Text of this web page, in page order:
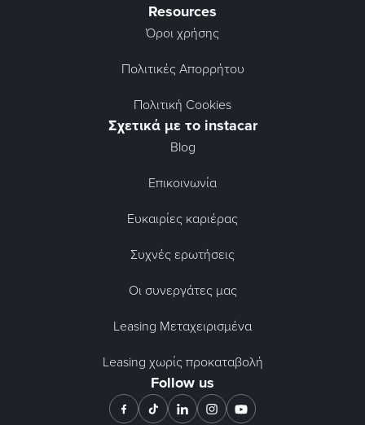
Resources
Όροι χρήσης
Πολιτικές Απορρήτου
Πολιτική Cookies
Σχετικά με το instacar
Blog
Επικοινωνία
Ευκαιρίες καριέρας
Συχνές ερωτήσεις
Οι συνεργάτες μας
Leasing Μεταχειρισμένα
Leasing χωρίς προκαταβολή
Follow us